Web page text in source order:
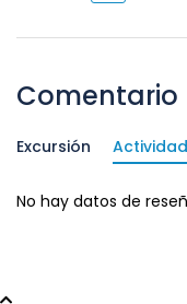
Comentario
Excursión Actividad
No hay datos de